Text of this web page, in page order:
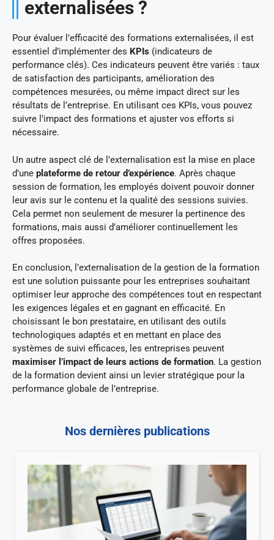
externalisées ?
Pour évaluer l’efficacité des formations externalisées, il est
essentiel d’implémenter des KPIs (indicateurs de
performance clés). Ces indicateurs peuvent être variés : taux
de satisfaction des participants, amélioration des
compétences mesurées, ou même impact direct sur les
résultats de l’entreprise. En utilisant ces KPIs, vous pouvez
suivre l’impact des formations et ajuster vos efforts si
nécessaire.
Un autre aspect clé de l’externalisation est la mise en place
d’une plateforme de retour d’expérience. Après chaque
session de formation, les employés doivent pouvoir donner
leur avis sur le contenu et la qualité des sessions suivies.
Cela permet non seulement de mesurer la pertinence des
formations, mais aussi d’améliorer continuellement les
offres proposées.
En conclusion, l’externalisation de la gestion de la formation
est une solution puissante pour les entreprises souhaitant
optimiser leur approche des compétences tout en respectant
les exigences légales et en gagnant en efficacité. En
choisissant le bon prestataire, en utilisant des outils
technologiques adaptés et en mettant en place des
systèmes de suivi efficaces, les entreprises peuvent
maximiser l’impact de leurs actions de formation. La gestion
de la formation devient ainsi un levier stratégique pour la
performance globale de l’entreprise.
Nos dernières publications